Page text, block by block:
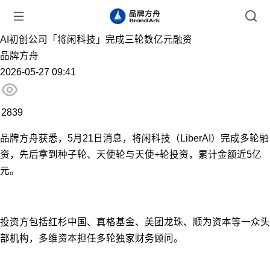
AI初创公司「将闲科技」完成三轮数亿元融资
品牌方舟
2026-05-27 09:41
2839
品牌方舟获悉，5月21日消息，将闲科技（LiberAI）完成多轮融
资，先后拿到种子轮、天使轮与天使+轮投资，累计金额近5亿
元。
投资方包括红杉中国、真格基金、美团龙珠、顺为资本等一众头
部机构，多维资本担任多轮独家财务顾问。